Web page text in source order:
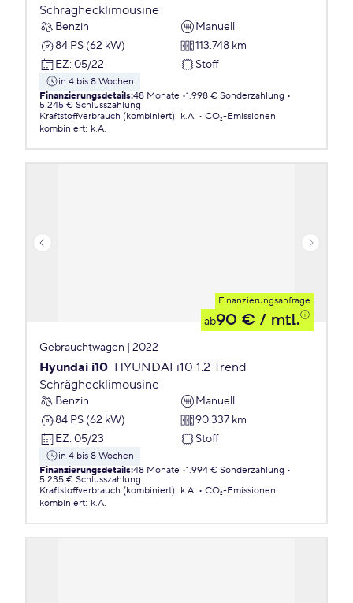
Schräghecklimousine
Benzin
Manuell
84 PS (62 kW)
113.748 km
EZ: 05/22 Stoff
in 4 bis 8 Wochen
Finanzierungsdetails:48 Monate 1.998 € Sonderzahlung
5.245 € Schlusszahlung
Kraftstoffverbrauch (kombiniert): k.A.
CO₂-Emissionen
kombiniert: k.A.
Finanzierungsanfrage
ab90 € / mtl.
Gebrauchtwagen | 2022
Hyundai i10 HYUNDAI i10 1.2 Trend
Schräghecklimousine
Benzin
Manuell
84 PS (62 kW)
90.337 km
EZ: 05/23 Stoff
in 4 bis 8 Wochen
Finanzierungsdetails:48 Monate 1.994 € Sonderzahlung
5.235 € Schlusszahlung
Kraftstoffverbrauch (kombiniert): k.A.
CO₂-Emissionen
kombiniert: k.A.